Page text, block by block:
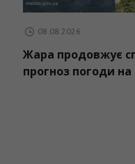
08.08.2026
Жара продовжує
прогноз погоди на